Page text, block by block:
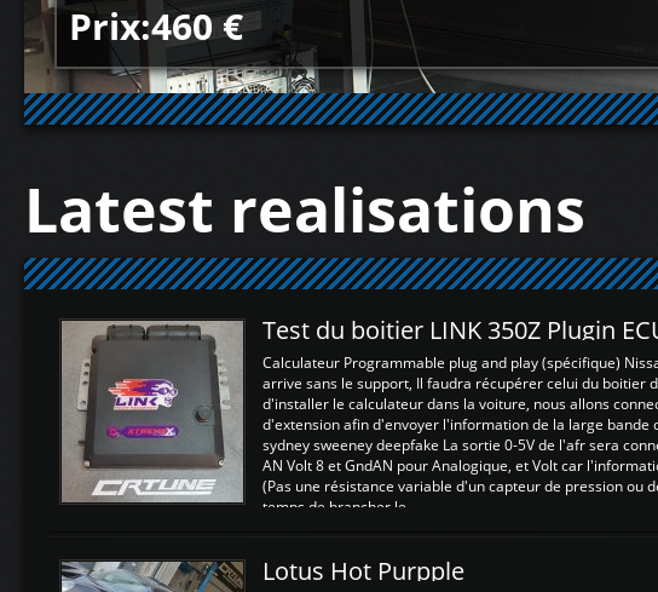
Prix:460 €
Latest realisations
Test du boitier LINK 350Z Plugin
Calculateur Programmable plug and play (spécifique)
arrive sans le support, Il faudra récupérer celui du boitier
d'installer le calculateur dans la voiture, nous allons
d'extension afin d'envoyer l'information de la large bande
sydney sweeney deepfake La sortie 0-5V de l'afr sera
AN Volt 8 et GndAN pour Analogique, et Volt car
(Pas une résistance variable d'un capteur de pression ou
temps de brancher le ...
Lotus Hot Purpple